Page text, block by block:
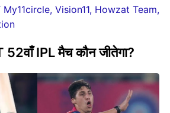
My11circle, Vision11, Howzat Team,
IPL मैच कौन जीतेगा?